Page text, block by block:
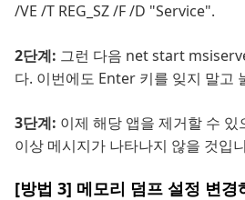
/VE /T REG_SZ /F /D "Service".
2단계: 그런 다음 net start
다. 이번에도 Enter 키를 잊지 말고
3단계: 이제 해당 앱을 제거할 수 있
이상 메시지가 나타나지 않을 것입
[방법 3] 메모리 덤프 설정 변경